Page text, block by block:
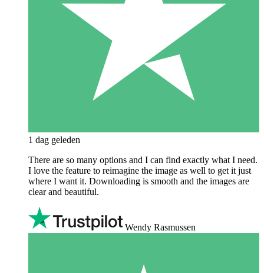
1 dag geleden
There are so many options and I can find exactly what I need.
I love the feature to reimagine the image as well to get it just
where I want it. Downloading is smooth and the images are
clear and beautiful.
Wendy Rasmussen